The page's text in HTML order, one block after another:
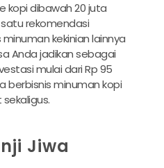
kopi dibawah 20 juta
rekomendasi
kekinian lainnya
Anda jadikan sebagai
mulai dari Rp 95
berbisnis minuman kopi
Jiwa